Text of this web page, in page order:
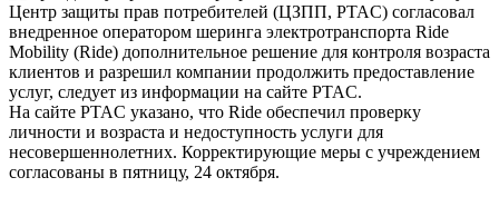
Центр защиты прав потребителей (ЦЗПП, PTAC) согласовал
внедренное оператором шеринга электротранспорта Ride
Mobility (Ride) дополнительное решение для контроля возраста
клиентов и разрешил компании продолжить предоставление
услуг, следует из информации на сайте PTAC.
На сайте PTAC указано, что Ride обеспечил проверку
личности и возраста и недоступность услуги для
несовершеннолетних. Корректирующие меры с учреждением
согласованы в пятницу, 24 октября.